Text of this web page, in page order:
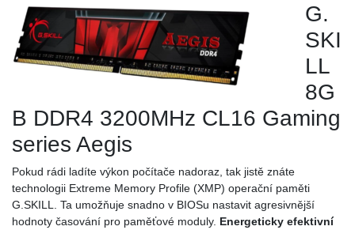
G.
SKI
LL
8G
B DDR4 3200MHz CL16 Gaming
series Aegis
Pokud rádi ladíte výkon počítače nadoraz, tak jistě znáte
technologii Extreme Memory Profile (XMP) operační paměti
G.SKILL
. Ta umožňuje snadno v BIOSu nastavit agresivnější
hodnoty časování pro paměťové moduly. Energeticky efektivní